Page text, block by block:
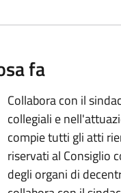
fa
Collabora con il
collegiali e
compie tutti gli atti
riservati al Consiglio
degli organi di